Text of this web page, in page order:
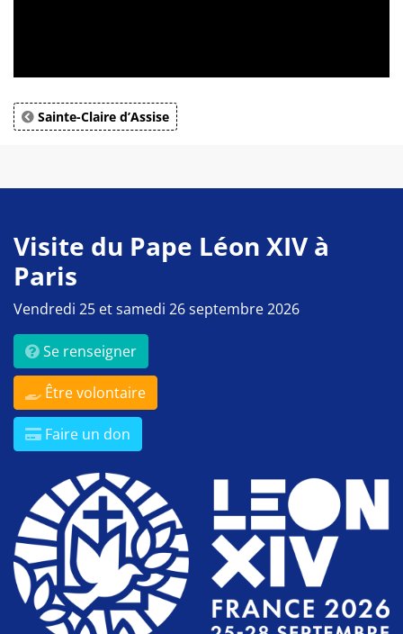
Sainte-Claire d’Assise
Visite du Pape Léon XIV à
Paris
Vendredi 25 et samedi 26 septembre 2026
Se renseigner
Être volontaire
Faire un don